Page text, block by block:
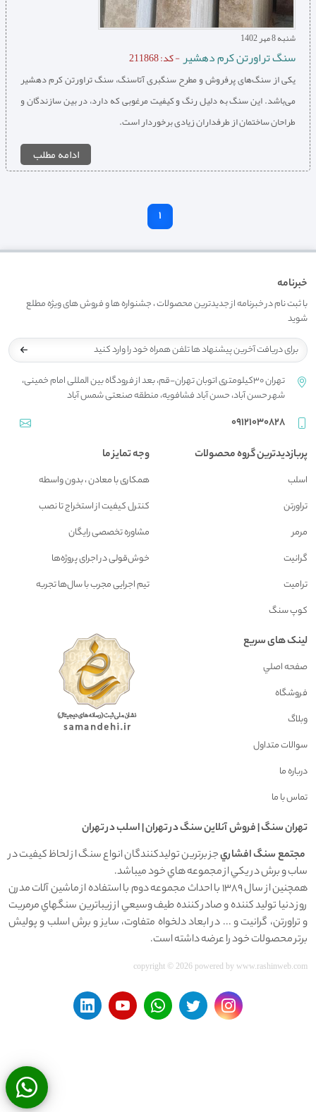
شنبه 8 مهر 1402
سنگ تراورتن کرم دهشیر- کد: 211868
یکی از سنگ‌های پرفروش و مطرح سنگبری آتاسنگ، سنگ تراورتن کرم دهشیر
می‌باشد. این سنگ به دلیل رنگ و کیفیت مرغوبی که دارد، در بین سازندگان و
طراحان ساختمان از طرفداران زیادی برخوردار است.
ادامه مطلب
1
خبرنامه
با ثبت نام در خبرنامه از جدیدترین محصولات ، جشنواره ها و فروش های ویژه مطلع
شوید
تهران 30کیلومتری اتوبان تهران-قم، بعد از فرودگاه بین المللی امام خمینی،
شهر حسن آباد، حسن آباد فشافویه، منطقه صنعتی شمس آباد
09121030828
پربازدیدترین گروه محصولات
اسلب
تراورتن
مرمر
گرانیت
ترامیت
کوپ سنگ
وجه تمایز ما
همکاری با معادن ، بدون واسطه
کنترل کیفیت از استخراج تا نصب
مشاوره تخصصی رایگان
خوش‌قولی در اجرای پروژه‌ها
تیم اجرایی مجرب با سال‌ها تجربه
لینک های سریع
صفحه اصلي
فروشگاه
وبلاگ
سوالات متداول
درباره ما
تماس با ما
تهران سنگ | فروش آنلاين سنگ در تهران | اسلب در تهران
مجتمع سنگ افشاريجز برترين توليدکنندگان انواع سنگ از لحاظ کيفيت در
ساب و برش در يکي از مجموعه هاي خود ميباشد.
همچنين از سال 1389 با احداث مجموعه دوم با استفاده از ماشين آلات مدرن
روز دنيا توليد کننده و صادر کننده طيف وسيعي از زيباترين سنگهاي مرمريت
و تراورتن، گرانيت و ... در ابعاد دلخواه متفاوت، سايز و برش اسلب و پوليش
برتر محصولات خود را عرضه داشته است.
copyright © 2026 powered by www.rashinweb.com